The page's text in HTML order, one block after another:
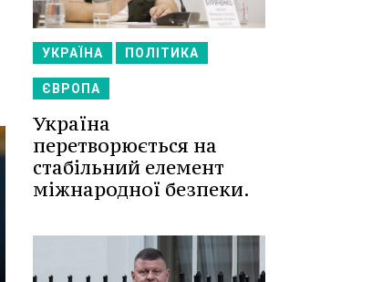
УКРАЇНА ПОЛІТИКА
ЄВРОПА
Україна
перетворюється на
стабільний елемент
міжнародної безпеки.